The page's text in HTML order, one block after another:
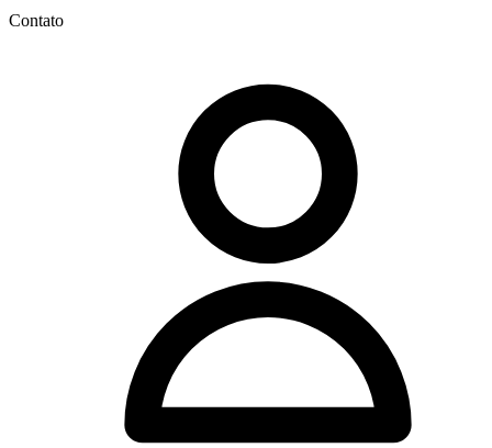
Contato